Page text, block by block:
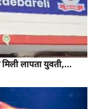
लापता युवती,...